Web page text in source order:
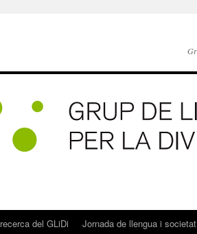
del GLiDi Jornada de llengua i